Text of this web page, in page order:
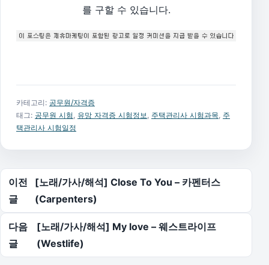
를 구할 수 있습니다.
카테고리: 공무원/자격증
태그: 공무원 시험, 유망 자격증 시험정보, 주택관리사 시험과목, 주
택관리사 시험일정
글 탐색
이전
글
[노래/가사/해석] Close To You – 카펜터스
(Carpenters)
다음
글
[노래/가사/해석] My love – 웨스트라이프
(Westlife)